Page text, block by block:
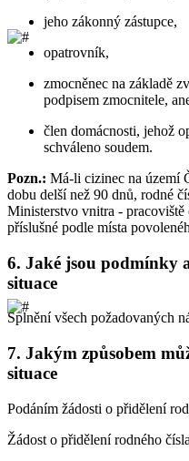
jeho zákonný zástupce,
opatrovník,
zmocněnec na základě
podpisem zmocnitele,
člen domácnosti, jehož
schváleno soudem.
Pozn.: Má-li cizinec na území
dobu delší než 90 dnů, rodné
Ministerstvo vnitra -
příslušné podle místa
6. Jaké jsou podmínky
situace
Splnění všech požadovaných
7. Jakým způsobem
situace
Podáním žádosti o přidělení
Žádost o přidělení rodného